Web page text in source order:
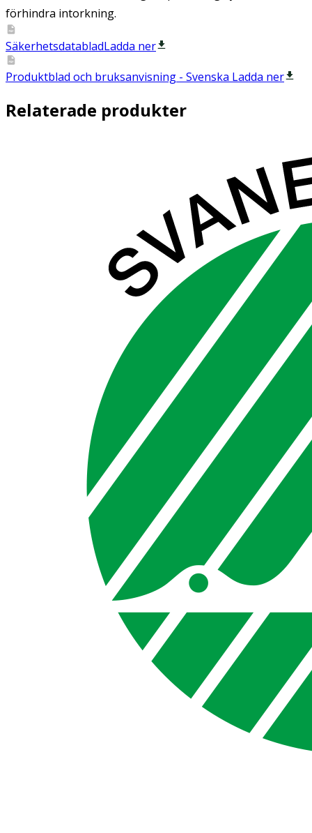
förhindra intorkning.
SäkerhetsdatabladLadda ner
Produktblad och bruksanvisning - Svenska Ladda ner
Relaterade produkter